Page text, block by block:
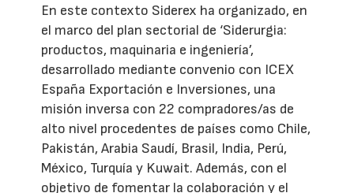
En este contexto Siderex ha organizado, en
el marco del plan sectorial de ‘Siderurgia:
productos, maquinaria e ingeniería’,
desarrollado mediante convenio con ICEX
España Exportación e Inversiones, una
misión inversa con 22 compradores/as de
alto nivel procedentes de países como Chile,
Pakistán, Arabia Saudí, Brasil, India, Perú,
México, Turquía y Kuwait. Además, con el
objetivo de fomentar la colaboración y el